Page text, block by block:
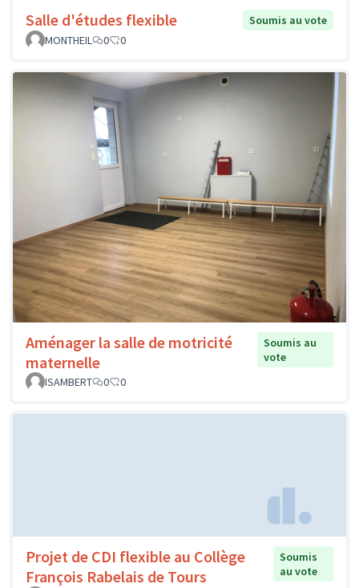
Salle d'études flexible
Soumis au vote
MONTHEIL
0 0
Aménager la salle de motricité
maternelle
Soumis au
vote
ISAMBERT
0 0
Projet de CDI flexible au Collège
François Rabelais de Tours
Soumis
au vote